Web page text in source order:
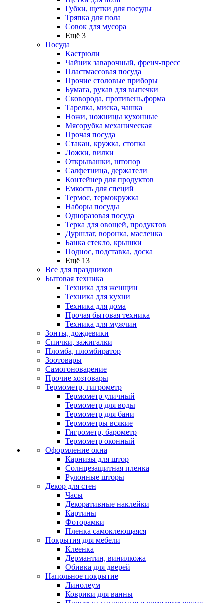
Губки, щетки для посуды
Тряпка для пола
Совок для мусора
Ещё 3
Посуда
Кастрюли
Чайник заварочный, френч-пресс
Пластмассовая посуда
Прочие столовые приборы
Бумага, рукав для выпечки
Сковорода, противень,форма
Тарелка, миска, чашка
Ножи, ножницы кухонные
Мясорубка механическая
Прочая посуда
Стакан, кружка, стопка
Ложки, вилки
Открывашки, штопор
Салфетница, держатели
Контейнер для продуктов
Емкость для специй
Термос, термокружка
Наборы посуды
Одноразовая посуда
Терка для овощей, продуктов
Дуршлаг, воронка, масленка
Банка стекло, крышки
Поднос, подставка, доска
Ещё 13
Все для праздников
Бытовая техника
Техника для женщин
Техника для кухни
Техника для дома
Прочая бытовая техника
Техника для мужчин
Зонты, дождевики
Спички, зажигалки
Пломба, пломбиратор
Зоотовары
Самогоноварение
Прочие хозтовары
Термометр, гигрометр
Термометр уличный
Термометр для воды
Термометр для бани
Термометры всякие
Гигрометр, барометр
Термометр оконный
Оформление окна
Карнизы для штор
Солнцезащитная пленка
Рулонные шторы
Декор для стен
Часы
Декоративные наклейки
Картины
Фоторамки
Пленка самоклеющаяся
Покрытия для мебели
Клеенка
Дермантин, винилкожа
Обивка для дверей
Напольное покрытие
Линолеум
Коврики для ванны